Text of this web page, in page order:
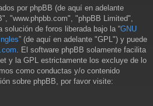
por phpBB (de aquí en adelante
"www.phpbb.com", "phpBB Limited",
de foros liberada bajo la “GNU
” (de aquí en adelante "GPL") y puede
. El software phpBB solamente facilita
y la GPL estrictamente los excluye de lo
como conductas y/o contenido
sobre phpBB, por favor visite: